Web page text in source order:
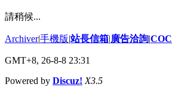
請稍候...
Archiver|手機版|站長信箱|廣告洽詢|
GMT+8, 26-8-8 23:31
Powered by Discuz! X3.5